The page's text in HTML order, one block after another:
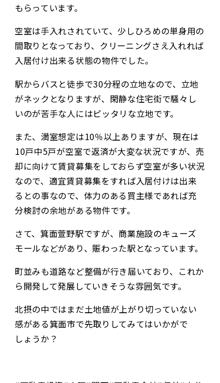
もらっています。
空室は手入れされていて、少しひろめの単身用の
間取りとなっており、クリーニングさえ入れれば
入居付け出来る状態の物件でした。
駅からバスと徒歩で30分程の立地なので、立地
がネックとなりますが、閑静な住宅街で騒々し
いのが苦手な人にはピッタリな立地です。
また、満室想定は10％以上ありますが、現在は
10戸中5戸が空室で返済が大変な状況ですが、売
却に向けて賃貸募集をしておらず空室が多い状況
なので、適宜賃貸募集をすれば入居付けは出来
るとの事なので、体力のある買主様であれば充
分検討の余地がある物件です。
さて、箕面萱野駅ですが、商業施設のキューズ
モールなどがあり、賑わった駅となっています。
町並みも道路など整備が行き届いており、これか
ら開発して発展していきそうな雰囲気です。
北摂の中ではまだ土地値が上がり切っていない
感がある箕面市で先取りしてみてはいかがで
しょうか？